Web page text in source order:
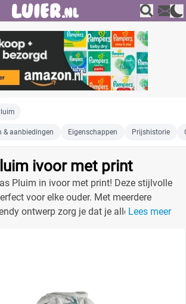
& aanbiedingen Eigenschappen Prijshistorie
ivoor met print
Pluim in ivoor met print! Deze stijlvolle
voor elke ouder. Met meerdere
ontwerp zorg je dat je allesLees meer